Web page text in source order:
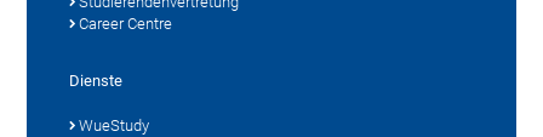
Career Centre
Dienste
WueStudy